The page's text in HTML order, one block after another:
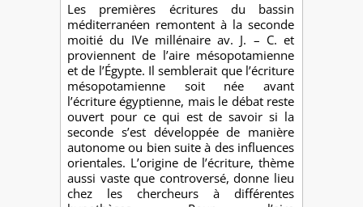
Les premières écritures du bassin
méditerranéen remontent à la seconde
moitié du IVe millénaire av. J. – C. et
proviennent de l’aire mésopotamienne
et de l’Égypte. Il semblerait que l’écriture
mésopotamienne soit née avant
l’écriture égyptienne, mais le débat reste
ouvert pour ce qui est de savoir si la
seconde s’est développée de manière
autonome ou bien suite à des influences
orientales. L’origine de l’écriture, thème
aussi vaste que controversé, donne lieu
chez les chercheurs à différentes